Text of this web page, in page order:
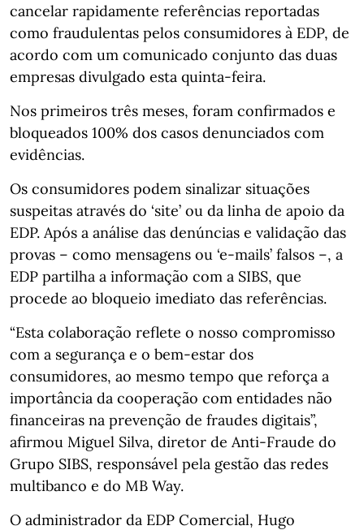
cancelar rapidamente referências reportadas
como fraudulentas pelos consumidores à EDP, de
acordo com um comunicado conjunto das duas
empresas divulgado esta quinta-feira.
Nos primeiros três meses, foram confirmados e
bloqueados 100% dos casos denunciados com
evidências.
Os consumidores podem sinalizar situações
suspeitas através do ‘site’ ou da linha de apoio da
EDP. Após a análise das denúncias e validação das
provas – como mensagens ou ‘e-mails’ falsos –, a
EDP partilha a informação com a SIBS, que
procede ao bloqueio imediato das referências.
“Esta colaboração reflete o nosso compromisso
com a segurança e o bem-estar dos
consumidores, ao mesmo tempo que reforça a
importância da cooperação com entidades não
financeiras na prevenção de fraudes digitais”,
afirmou Miguel Silva, diretor de Anti-Fraude do
Grupo SIBS, responsável pela gestão das redes
multibanco e do MB Way.
O administrador da EDP Comercial, Hugo